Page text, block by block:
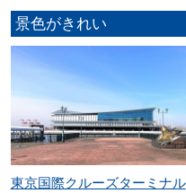
景色がきれい
東京国際クルーズターミナル